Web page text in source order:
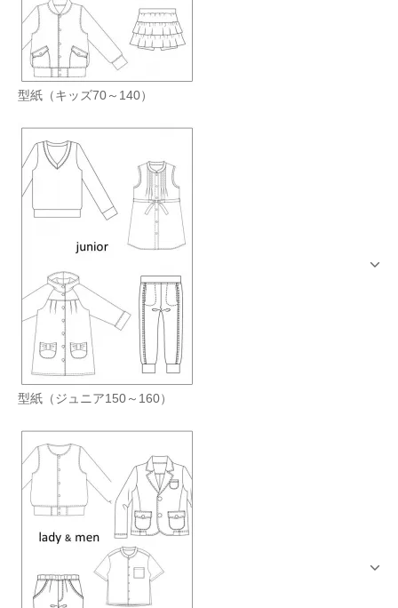
型紙（キッズ70～140）
型紙（ジュニア150～160）